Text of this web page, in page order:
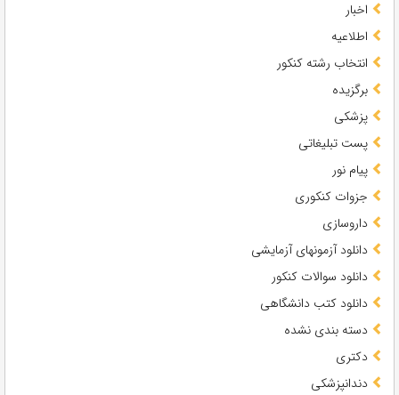
اخبار
اطلاعیه
انتخاب رشته کنکور
برگزیده
پزشکی
پست تبلیغاتی
پیام نور
جزوات کنکوری
داروسازی
دانلود آزمونهای آزمایشی
دانلود سوالات کنکور
دانلود کتب دانشگاهی
دسته بندی نشده
دکتری
دندانپزشکی